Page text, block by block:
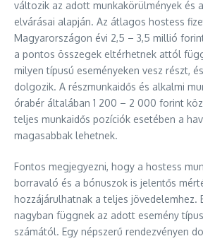
változik az adott munkakörülmények és
elvárásai alapján. Az átlagos hostess
Magyarországon évi 2,5 – 3,5 millió
a pontos összegek eltérhetnek attól
milyen típusú eseményeken vesz részt,
dolgozik. A részmunkaidős és alkalmi
órabér általában 1 200 – 2 000 forint
teljes munkaidős pozíciók esetében a
magasabbak lehetnek.
Fontos megjegyezni, hogy a hostess
borravaló és a bónuszok is jelentős
hozzájárulhatnak a teljes jövedelemhez.
nagyban függnek az adott esemény
számától. Egy népszerű rendezvényen